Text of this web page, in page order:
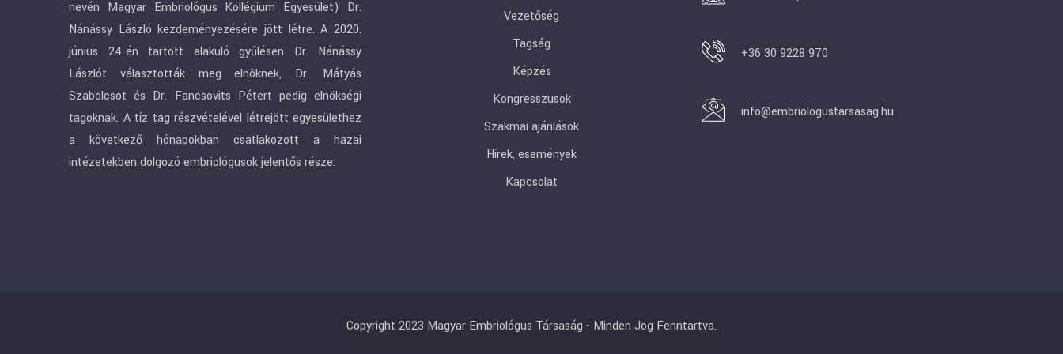
nevén Magyar Embriológus Kollégium Egyesület) Dr.
Nánássy László kezdeményezésére jött létre. A 2020.
június 24-én tartott alakuló gyűlésen Dr. Nánássy
Lászlót választották meg elnöknek, Dr. Mátyás
Szabolcsot és Dr. Fancsovits Pétert pedig elnökségi
tagoknak. A tíz tag részvételével létrejött egyesülethez
a következő hónapokban csatlakozott a hazai
intézetekben dolgozó embriológusok jelentős része.
Vezetőség
Tagság
Képzés
Kongresszusok
Szakmai ajánlások
Hírek, események
Kapcsolat
+36 30 9228 970
info@embriologustarsasag.hu
Copyright 2023 Magyar Embriológus Társaság - Minden Jog Fenntartva.